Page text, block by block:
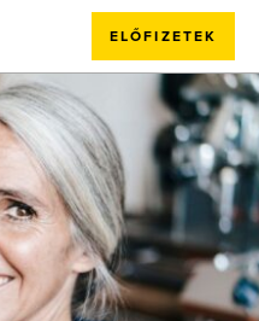
ELŐFIZETEK